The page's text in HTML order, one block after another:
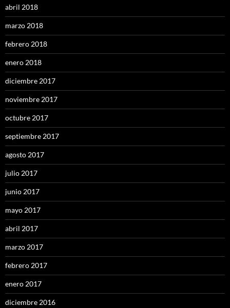
abril 2018
marzo 2018
febrero 2018
enero 2018
diciembre 2017
noviembre 2017
octubre 2017
septiembre 2017
agosto 2017
julio 2017
junio 2017
mayo 2017
abril 2017
marzo 2017
febrero 2017
enero 2017
diciembre 2016